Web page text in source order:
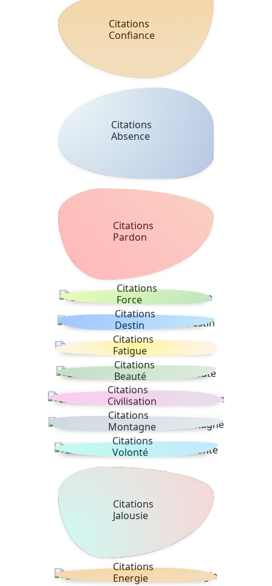
Citations
Confiance
Citations
Absence
Citations
Pardon
Citations
Force
Citations
Destin
Citations
Fatigue
Citations
Beauté
Citations
Civilisation
Citations
Montagne
Citations
Volonté
Citations
Jalousie
Citations
Energie